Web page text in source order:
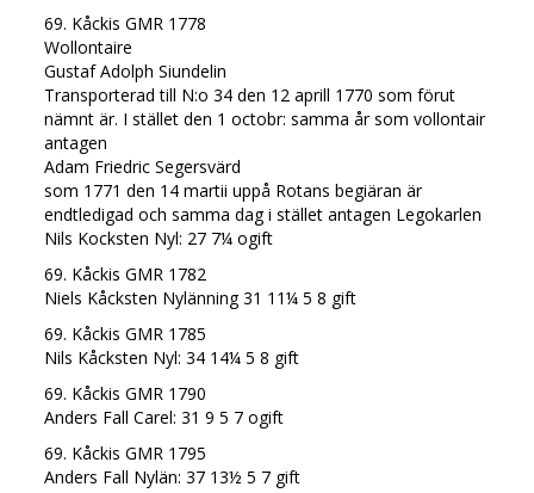
69. Kåckis GMR 1778
Wollontaire
Gustaf Adolph Siundelin
Transporterad till N:o 34 den 12 aprill 1770 som förut
nämnt är. I stället den 1 octobr: samma år som vollontair
antagen
Adam Friedric Segersvärd
som 1771 den 14 martii uppå Rotans begiäran är
endtledigad och samma dag i stället antagen Legokarlen
Nils Kocksten Nyl: 27 7¼ ogift
69. Kåckis GMR 1782
Niels Kåcksten Nylänning 31 11¼ 5 8 gift
69. Kåckis GMR 1785
Nils Kåcksten Nyl: 34 14¼ 5 8 gift
69. Kåckis GMR 1790
Anders Fall Carel: 31 9 5 7 ogift
69. Kåckis GMR 1795
Anders Fall Nylän: 37 13½ 5 7 gift